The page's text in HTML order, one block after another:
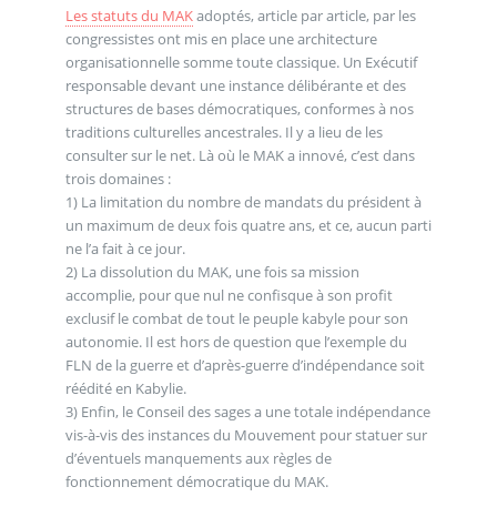
Les statuts du MAKadoptés, article par article, par les
congressistes ont mis en place une architecture
organisationnelle somme toute classique. Un Exécutif
responsable devant une instance délibérante et des
structures de bases démocratiques, conformes à nos
traditions culturelles ancestrales. Il y a lieu de les
consulter sur le net. Là où le MAK a innové, c’est dans
trois domaines :
1) La limitation du nombre de mandats du président à
un maximum de deux fois quatre ans, et ce, aucun parti
ne l’a fait à ce jour.
2) La dissolution du MAK, une fois sa mission
accomplie, pour que nul ne confisque à son profit
exclusif le combat de tout le peuple kabyle pour son
autonomie. Il est hors de question que l’exemple du
FLN de la guerre et d’après-guerre d’indépendance soit
réédité en Kabylie.
3) Enfin, le Conseil des sages a une totale indépendance
vis-à-vis des instances du Mouvement pour statuer sur
d’éventuels manquements aux règles de
fonctionnement démocratique du MAK.